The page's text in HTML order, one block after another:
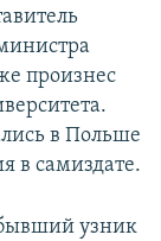
произнес
в Польше
в самиздате.
узник